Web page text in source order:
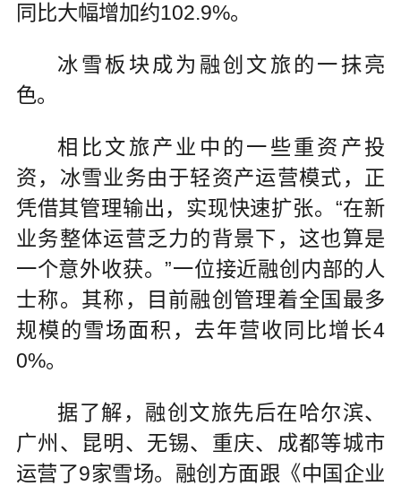
同比大幅增加约102.9%。
冰雪板块成为融创文旅的一抹亮
色。
相比文旅产业中的一些重资产投
资，冰雪业务由于轻资产运营模式，正
凭借其管理输出，实现快速扩张。“在新
业务整体运营乏力的背景下，这也算是
一个意外收获。”一位接近融创内部的人
士称。其称，目前融创管理着全国最多
规模的雪场面积，去年营收同比增长4
0%。
据了解，融创文旅先后在哈尔滨、
广州、昆明、无锡、重庆、成都等城市
运营了9家雪场。融创方面跟《中国企业